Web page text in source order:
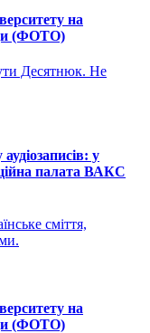
на
(ФОТО)
Десятнюк. Не
у
палата ВАКС
сміття,
на
(ФОТО)